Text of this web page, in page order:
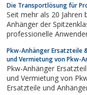
Die Transportlösung für
Seit mehr als 20 Jahren
Anhänger der Spitzenklasse, auf die sich
professionelle
Pkw-Anhänger Ersatzteile
und Vermietung von Pkw-
Pkw-Anhänger
und Vermietung von Pkw-
Ersatzteile und